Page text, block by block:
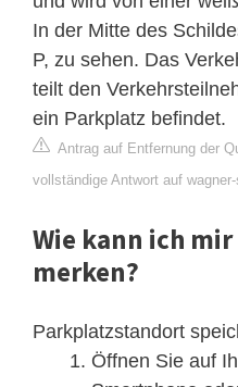
In der Mitte des
P, zu sehen. Das
teilt den
ein Parkplatz befindet.
Antrag auf Entfernung der
vollständige Antwort auf
Wie kann ich
merken?
Parkplatzstandort
Öffnen Sie auf